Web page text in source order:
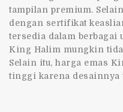
tampilan premium.
dengan sertifikat
tersedia dalam berbagai
King Halim mungkin
Selain itu, harga emas
tinggi karena desainnya